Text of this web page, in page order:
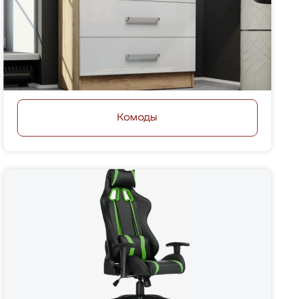
Комоды